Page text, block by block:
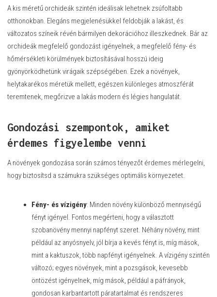
A kis méretű orchideák szintén ideálisak lehetnek zsúfoltabb
otthonokban. Elegáns megjelenésükkel feldobják a lakást, és
változatos színeik révén bármilyen dekorációhoz illeszkednek. Bár az
orchideák megfelelő gondozást igényelnek, a megfelelő fény- és
hőmérsékleti körülmények biztosításával hosszú ideig
gyönyörködhetünk virágaik szépségében. Ezek a növények,
helytakarékos méretük mellett, egészen különleges atmoszférát
teremtenek, megőrizve a lakás modern és légies hangulatát.
Gondozási szempontok, amiket
érdemes figyelembe venni
A növények gondozása során számos tényezőt érdemes mérlegelni,
hogy biztosítsd a számukra szükséges optimális környezetet.
Fény- és vízigény: Minden növény különböző mennyiségű
fényt igényel. Fontos megérteni, hogy a választott
szobanövény mennyi napfényt szeret. Néhány növény, mint
például az anyósnyelv, jól bírja a kevés fényt is, míg mások,
mint a kaktuszok, több napfényt igényelnek. A vízigény szintén
változó; egyes növények, mint a pozsgások, kevesebb
öntözést igényelnek, míg mások, például a páfrányok,
gondosan karbantartott páratartalmat és rendszeres